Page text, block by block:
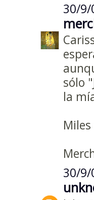
30/9/
sólo
la
30/9/